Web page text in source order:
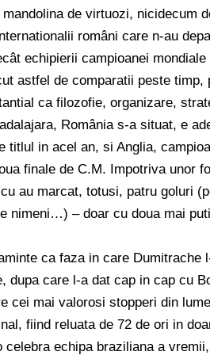
de virtuozi, nicidecum
români care n-au
echipierii campioanei mondiale
astfel de comparatii peste
ca filozofie, organizare,
România s-a situat, e
titlul in acel an, si Anglia,
finale de C.M. Impotriva unor
au marcat, totusi, patru goluri
nimeni…) – doar cu doua mai
ca faza in care
dupa care l-a dat cap in cap cu
cei mai valorosi stopperi din
fiind reluata de 72 de ori in
celebra echipa braziliana a